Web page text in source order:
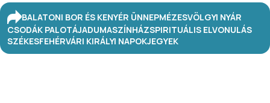
BALATONI BOR ÉS KENYÉR ÜNNEPMÉZESVÖLGYI NYÁR
CSODÁK PALOTÁJADUMASZÍNHÁZSPIRITUÁLIS ELVONULÁS
SZÉKESFEHÉRVÁRI KIRÁLYI NAPOKJEGYEK